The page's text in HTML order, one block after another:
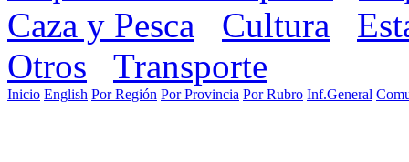
Caza y Pesca
Cultura
Otros
Transporte
Inicio English Por Región Por Provincia Por Rubro Inf.General